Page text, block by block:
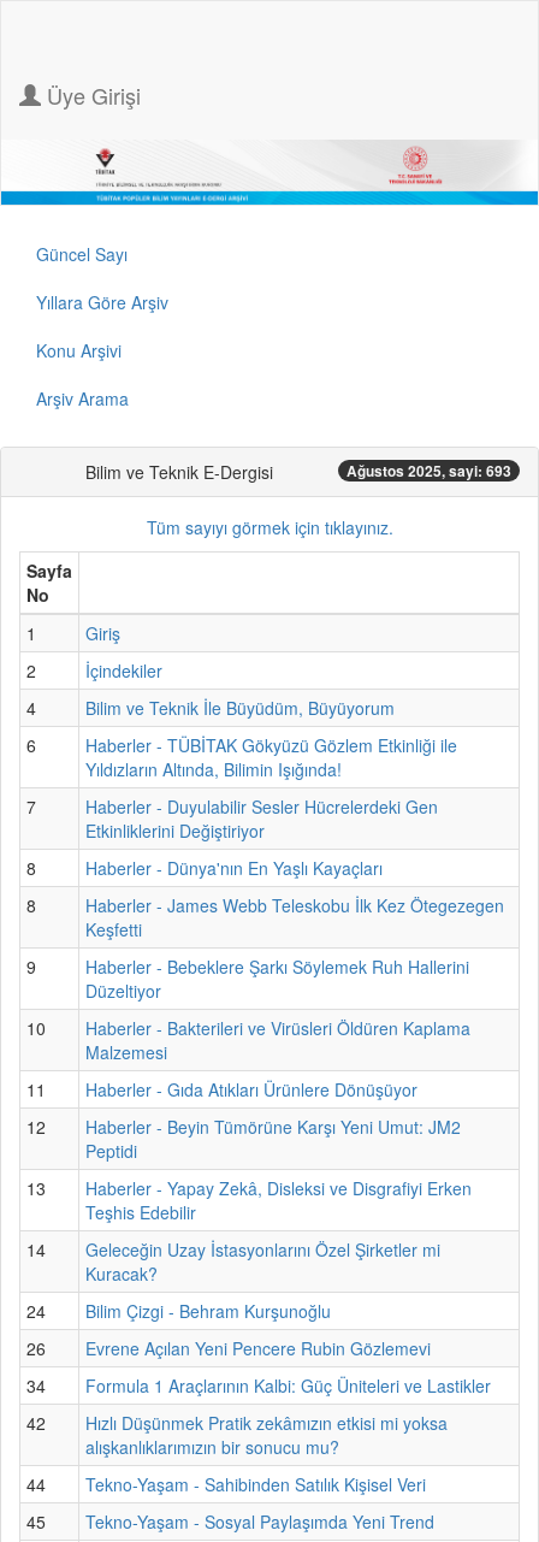
Üye Girişi
Güncel Sayı
Yıllara Göre Arşiv
Konu Arşivi
Arşiv Arama
Bilim ve Teknik E-Dergisi Ağustos 2025, sayi: 693
Tüm sayıyı görmek için tıklayınız.
Sayfa
No
1
Giriş
2
İçindekiler
4
Bilim ve Teknik İle Büyüdüm, Büyüyorum
6
Haberler - TÜBİTAK Gökyüzü Gözlem Etkinliği ile
Yıldızların Altında, Bilimin Işığında!
7
Haberler - Duyulabilir Sesler Hücrelerdeki Gen
Etkinliklerini Değiştiriyor
8
Haberler - Dünya'nın En Yaşlı Kayaçları
8
Haberler - James Webb Teleskobu İlk Kez Ötegezegen
Keşfetti
9
Haberler - Bebeklere Şarkı Söylemek Ruh Hallerini
Düzeltiyor
10
Haberler - Bakterileri ve Virüsleri Öldüren Kaplama
Malzemesi
11
Haberler - Gıda Atıkları Ürünlere Dönüşüyor
12
Haberler - Beyin Tümörüne Karşı Yeni Umut: JM2
Peptidi
13
Haberler - Yapay Zekâ, Disleksi ve Disgrafiyi Erken
Teşhis Edebilir
14
Geleceğin Uzay İstasyonlarını Özel Şirketler mi
Kuracak?
24
Bilim Çizgi - Behram Kurşunoğlu
26
Evrene Açılan Yeni Pencere Rubin Gözlemevi
34
Formula 1 Araçlarının Kalbi: Güç Üniteleri ve Lastikler
42
Hızlı Düşünmek Pratik zekâmızın etkisi mi yoksa
alışkanlıklarımızın bir sonucu mu?
44
Tekno-Yaşam - Sahibinden Satılık Kişisel Veri
45
Tekno-Yaşam - Sosyal Paylaşımda Yeni Trend